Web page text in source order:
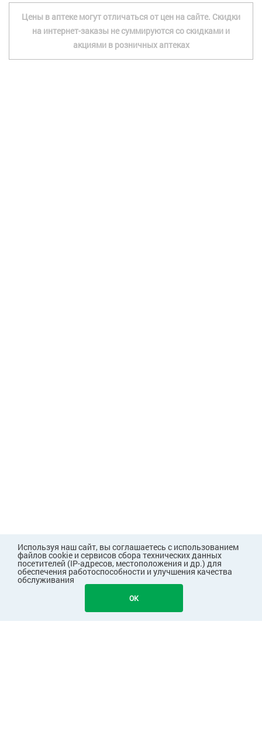
Цены в аптеке могут отличаться от цен на сайте. Скидки
на интернет-заказы не суммируются со скидками и
акциями в розничных аптеках
Используя наш сайт, вы соглашаетесь с использованием
файлов cookie и сервисов сбора технических данных
посетителей (IP-адресов, местоположения и др.) для
обеспечения работоспособности и улучшения качества
обслуживания
OK